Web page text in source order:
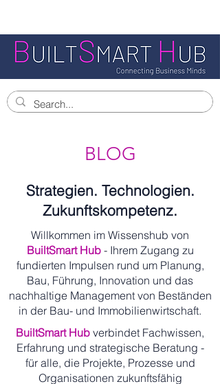
BLOG
Strategien. Technologien.
Zukunftskompetenz.
Willkommen im Wissenshub von
BuiltSmart Hub- Ihrem Zugang zu
fundierten Impulsen rund um Planung,
Bau, Führung, Innovation und das
nachhaltige Management von Beständen
in der Bau- und Immobilienwirtschaft.
BuiltSmart Hub verbindet Fachwissen,
Erfahrung und strategische Beratung -
für alle, die Projekte, Prozesse und
Organisationen zukunftsfähig